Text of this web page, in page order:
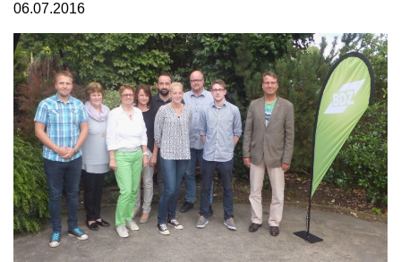
06.07.2016